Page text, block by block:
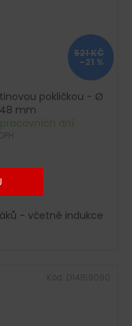
521 KČ
–21 %
pokličkou - Ø
mm
dní
- včetně indukce